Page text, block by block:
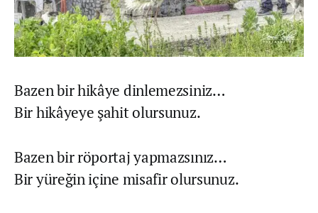
Bazen bir hikâye dinlemezsiniz…
Bir hikâyeye şahit olursunuz.
Bazen bir röportaj yapmazsınız…
Bir yüreğin içine misafir olursunuz.